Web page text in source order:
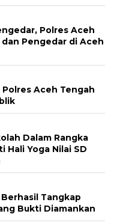
Polres Aceh
Pengedar di Aceh
Aceh Tengah
Dalam Rangka
Hali Yoga Nilai SD
Tangkap
Bukti Diamankan